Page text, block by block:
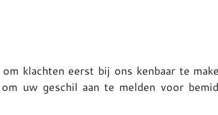
klachten eerst bij ons kenbaar te
uw geschil aan te melden voor